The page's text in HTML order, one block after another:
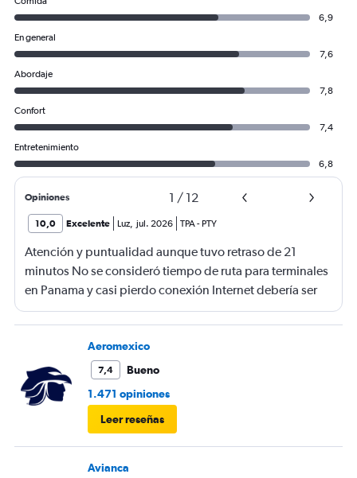
6,9
En general
7,6
Abordaje
7,8
Confort
7,4
Entretenimiento
6,8
Opiniones 1 / 12
10,0 Excelente Luz, jul. 2026 TPA- PTY
Atención y puntualidad aunque tuvo retraso de 21
minutos No se consideró tiempo de ruta para terminales
en Panama y casi pierdo conexión Internet debería ser
gratis
Aeromexico
7,4
Bueno
1.471 opiniones
Leer reseñas
Avianca